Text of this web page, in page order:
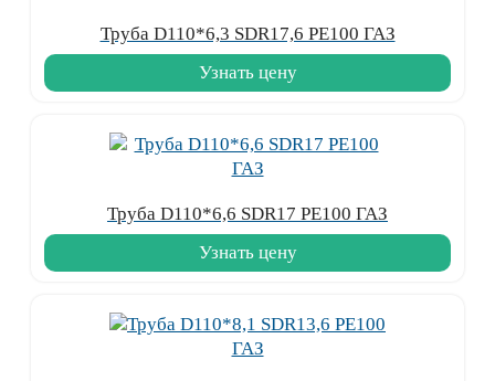
Труба D110*6,3 SDR17,6 PE100 ГАЗ
Узнать цену
Труба D110*6,6 SDR17 PE100 ГАЗ
Узнать цену